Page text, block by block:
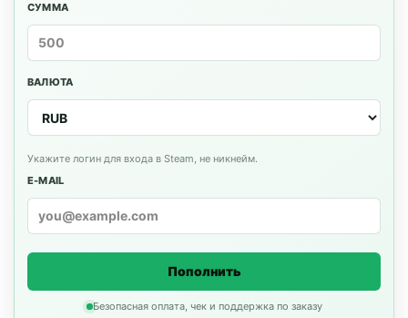
СУММА
ВАЛЮТА
Укажите логин для входа в Steam, не никнейм.
E-MAIL
Пополнить
Безопасная оплата, чек и поддержка по заказу